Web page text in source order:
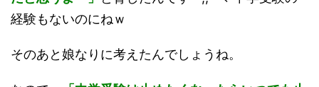
経験もないのにねｗ
そのあと娘なりに考えたんでしょうね。